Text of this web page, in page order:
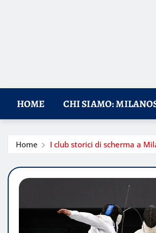
HOME CHI SIAMO:
Home I club storici di scherma a